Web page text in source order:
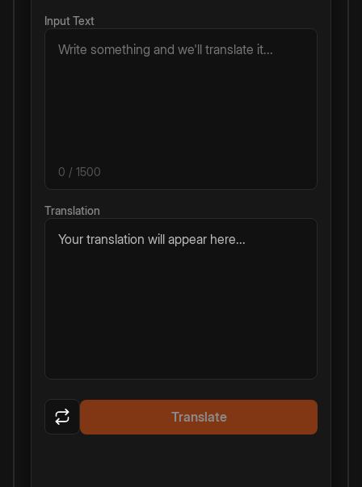
Input Text
0 / 1500
Translation
Your translation will appear here...
Translate